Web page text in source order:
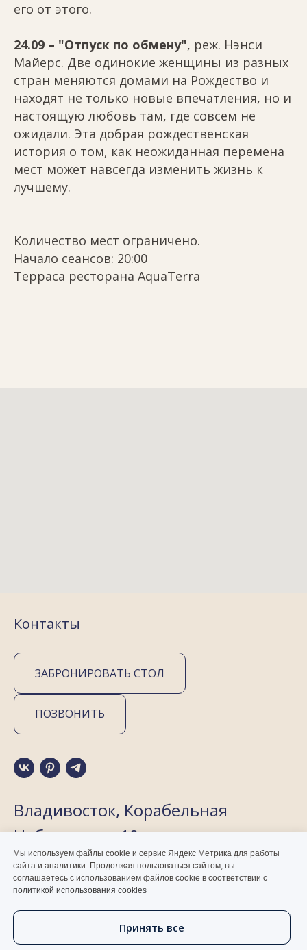
его от этого.
24.09 – "Отпуск по обмену", реж. Нэнси
Майерс. Две одинокие женщины из разных
стран меняются домами на Рождество и
находят не только новые впечатления, но и
настоящую любовь там, где совсем не
ожидали. Эта добрая рождественская
история о том, как неожиданная перемена
мест может навсегда изменить жизнь к
лучшему.
Количество мест ограничено.
Начало сеансов: 20:00
Терраса ресторана AquaTerra
Мы используем файлы cookie и сервис Яндекс Метрика для работы
сайта и аналитики. Продолжая пользоваться сайтом, вы
соглашаетесь с использованием файлов cookie в соответствии с
политикой использования cookies
Принять все
Контакты
ЗАБРОНИРОВАТЬ СТОЛ
ПОЗВОНИТЬ
Владивосток, Корабельная
Набережная, 10
Vladivostok Grand Hotel & SPA 5*
Согласие на обработку персональных данных